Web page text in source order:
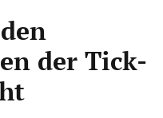
der Tick-